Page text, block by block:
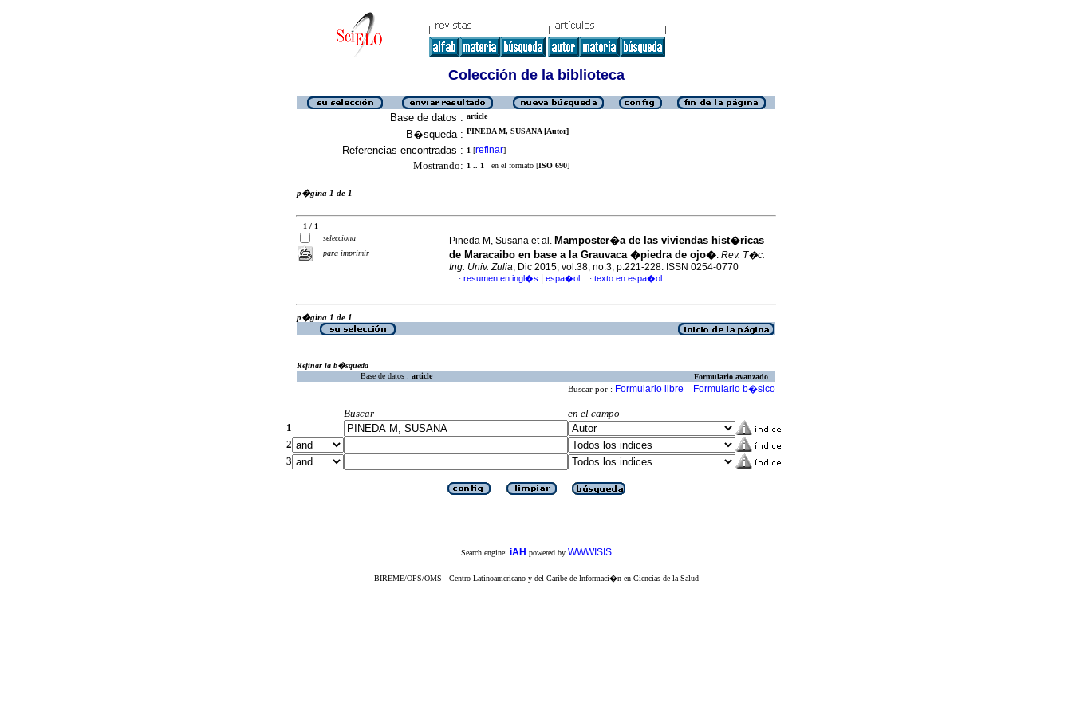
Colección de la biblioteca
Base de datos : article
B�squeda : PINEDA M, SUSANA [Autor]
Referencias encontradas : 1 [refinar]
Mostrando: 1 .. 1 en el formato [ISO 690]
p�gina 1 de 1
1 / 1
selecciona
para imprimir
Pineda M, Susana et al. Mamposter�a de las viviendas hist�ricas
de Maracaibo en base a la Grauvaca �piedra de ojo�. Rev. T�c.
Ing. Univ. Zulia, Dic 2015, vol.38, no.3, p.221-228. ISSN 0254-0770
· resumen en ingl�s espa�ol · texto en espa�ol
p�gina 1 de 1
Refinar la b�squeda
Base de datos : article Formulario avanzado
Buscar por : Formulario libre Formulario b�sico
Buscar
en el campo
1
2
3
Search engine: iAH powered by WWWISIS
BIREME/OPS/OMS - Centro Latinoamericano y del Caribe de Informaci�n en Ciencias de la Salud